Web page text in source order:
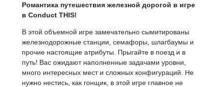
Романтика путешествия железной дорогой в игре
в Conduct THIS!
В этой объемной игре замечательно сымитированы
железнодорожные станции, семафоры, шлагбаумы и
прочие настоящие атрибуты. Прыгайте в поезд и в
путь! Вас ожидают наполненные задачами уровни,
много интересных мест и сложных конфигураций. Не
нужно нестись, как гонщик, в этой игре главное не